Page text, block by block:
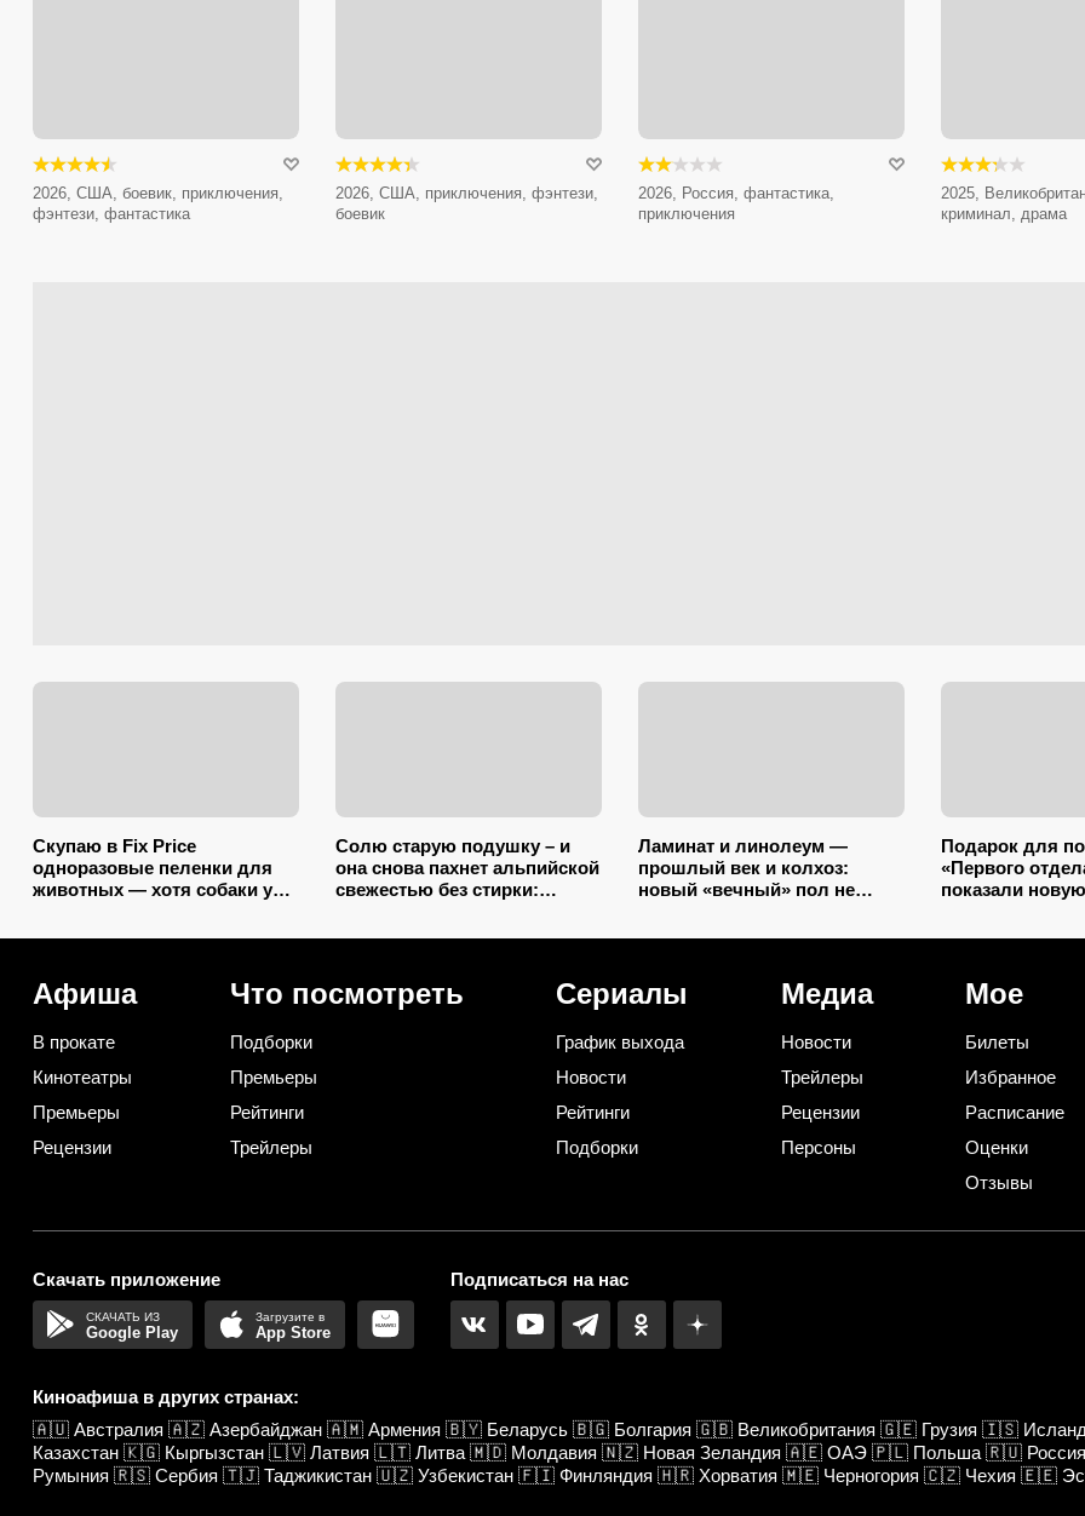
2026, США, боевик, приключения,
фэнтези, фантастика
2026, США, приключения, фэнтези,
боевик
2026, Россия, фантастика,
приключения
2025,
криминал, драма
Скупаю в Fix Price
одноразовые пеленки для
животных — хотя собаки у
Солю старую подушку – и
она снова пахнет альпийской
свежестью без стирки:
Ламинат и линолеум —
прошлый век и колхоз:
новый «вечный» пол не
Подарок для
«Первого
показали новую
Афиша
В прокате
Кинотеатры
Премьеры
Рецензии
Что посмотреть
Подборки
Премьеры
Рейтинги
Трейлеры
Сериалы
График выхода
Новости
Рейтинги
Подборки
Медиа
Новости
Трейлеры
Рецензии
Персоны
Мое
Билеты
Избранное
Расписание
Оценки
Отзывы
Скачать приложение
Google Play App Store
Подписаться на нас
Киноафиша в других странах:
🇦🇺 Австралия 🇦🇿 Азербайджан 🇦🇲 Армения 🇧🇾 Беларусь 🇧🇬 Болгария 🇬🇧 Великобритания 🇬🇪 Грузия 🇮🇸
Казахстан 🇰🇬 Кыргызстан 🇱🇻 Латвия 🇱🇹 Литва 🇲🇩 Молдавия 🇳🇿 Новая Зеландия 🇦🇪 ОАЭ 🇵🇱 Польша 🇷🇺 Россия
Румыния 🇷🇸 Сербия 🇹🇯 Таджикистан 🇺🇿 Узбекистан 🇫🇮 Финляндия 🇭🇷 Хорватия 🇲🇪 Черногория 🇨🇿 Чехия 🇪🇪